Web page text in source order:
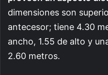
dimensiones son
antecesor; tiene 4.30
ancho, 1.55 de alto y
2.60 metros.